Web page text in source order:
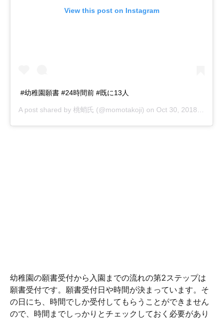
View this post on Instagram
#幼稚園願書 #24時間前 #既に13人
A post shared by 桃蛸氏 (@momotakoji) on Oct 30, 2018 at 7:35pm PDT
幼稚園の願書受付から入園までの流れの第2ステップは
願書受付です。願書受付日や時間が決まっています。そ
の日にち、時間でしか受付してもらうことができません
ので、時間までしっかりとチェックしておく必要があり